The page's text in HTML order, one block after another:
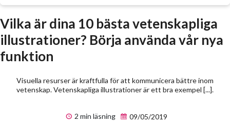
Vilka är dina 10 bästa vetenskapliga
illustrationer? Börja använda vår nya
funktion
Visuella resurser är kraftfulla för att kommunicera bättre inom
vetenskap. Vetenskapliga illustrationer är ett bra exempel [...].
2 min läsning 09/05/2019